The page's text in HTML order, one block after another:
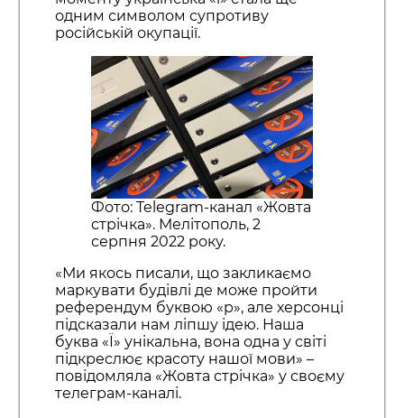
одним символом супротиву
російській окупації.
Фото: Telegram-канал «Жовта
стрічка». Мелітополь, 2
серпня 2022 року.
«Ми якось писали, що закликаємо
маркувати будівлі де може пройти
референдум буквою «р», але херсонці
підсказали нам ліпшу ідею. Наша
буква «Ї» унікальна, вона одна у світі
підкреслює красоту нашої мови» –
повідомляла «Жовта стрічка» у своєму
телеграм-каналі.